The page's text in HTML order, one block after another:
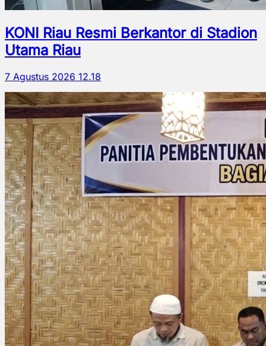
KONI Riau Resmi Berkantor di Stadion
Utama Riau
7 Agustus 2026 12.18